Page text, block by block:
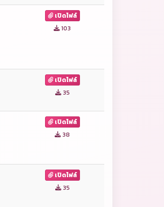
เปิดไฟล์
103
เปิดไฟล์
35
เปิดไฟล์
38
เปิดไฟล์
35